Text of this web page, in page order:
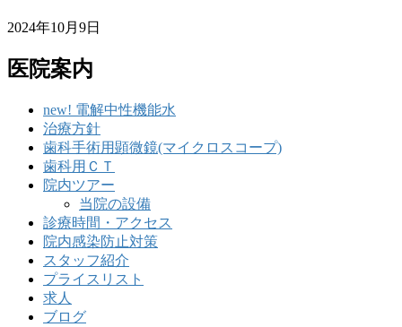
2024年10月9日
医院案内
new! 電解中性機能水
治療方針
歯科手術用顕微鏡(マイクロスコープ)
歯科用ＣＴ
院内ツアー
当院の設備
診療時間・アクセス
院内感染防止対策
スタッフ紹介
プライスリスト
求人
ブログ